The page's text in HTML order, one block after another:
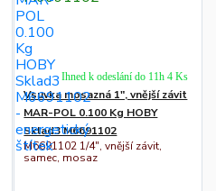
Vsuvka mosazná 1", vnější závit
MAR-POL 0.100 Kg HOBY
Sklad3 M6691102
M6691102 1/4", vnější závit,
samec, mosaz
Ihned k odeslání do 11h 4 Ks